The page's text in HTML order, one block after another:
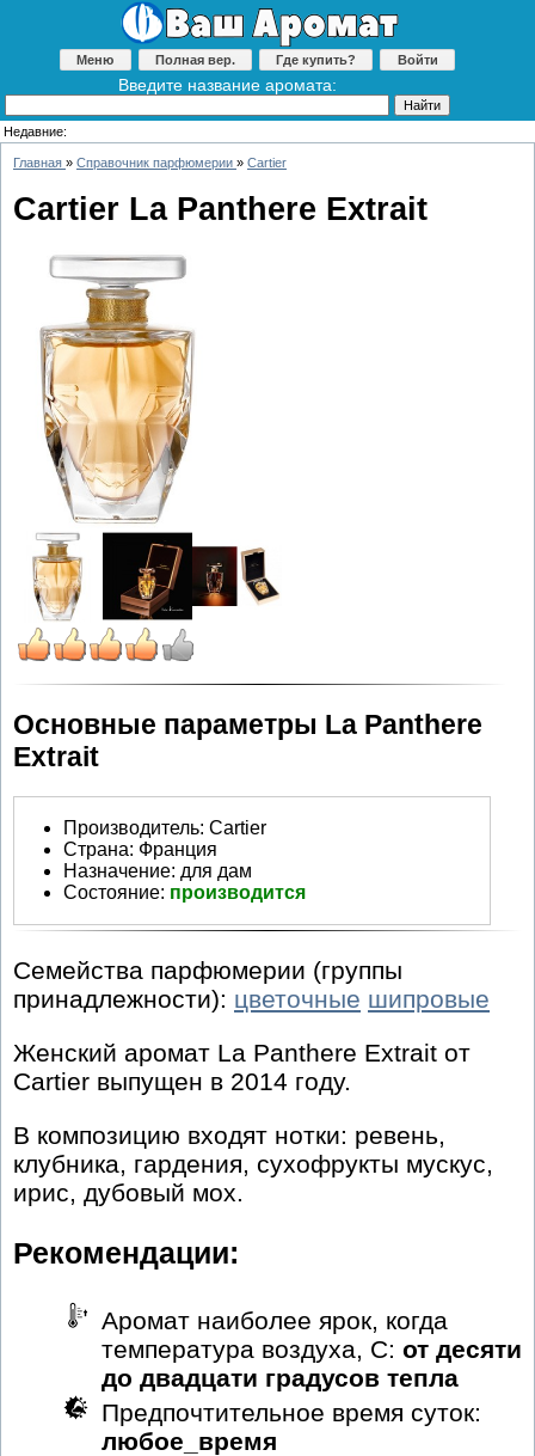
Меню Полная вер. Где купить? Войти
Введите название аромата:
Недавние:
Главная » Справочник парфюмерии » Cartier
Cartier La Panthere Extrait
Основные параметры La Panthere
Extrait
Производитель: Cartier
Страна: Франция
Назначение: для дам
Состояние: производится
Семейства парфюмерии (группы
принадлежности): цветочные шипровые
Женский аромат La Panthere Extrait от
Cartier выпущен в 2014 году.
В композицию входят нотки: ревень,
клубника, гардения, сухофрукты мускус,
ирис, дубовый мох.
Рекомендации:
Аромат наиболее ярок, когда
температура воздуха, С: от десяти
до двадцати градусов тепла
Предпочтительное время суток:
любое_время